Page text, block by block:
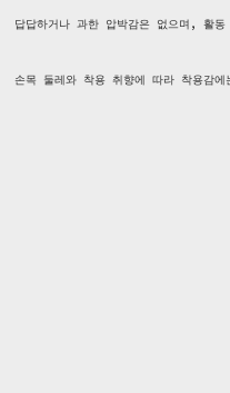
답답하거나 과한 압박감은 없으며, 활
손목 둘레와 착용 취향에 따라 착용감